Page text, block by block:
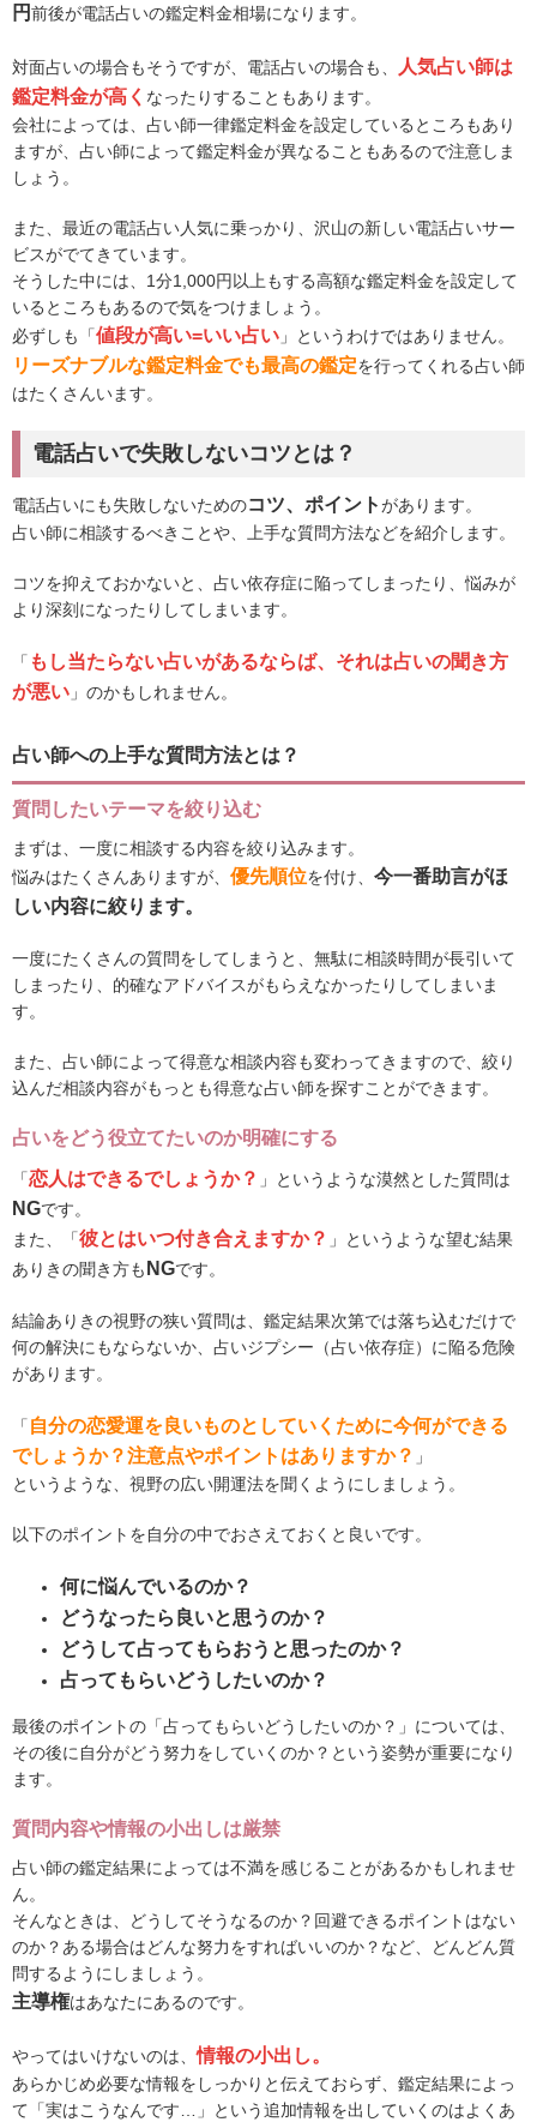
円前後が電話占いの鑑定料金相場になります。
対面占いの場合もそうですが、電話占いの場合も、
人気占い師は
鑑定料金が高く なったりすることもあります。
会社によっては、占い師一律鑑定料金を設定しているところもあり
ますが、占い師によって鑑定料金が異なることもあるので注意しま
しょう。
また、最近の電話占い人気に乗っかり、沢山の新しい電話占いサー
ビスがでてきています。
そうした中には、1分1,000円以上もする高額な鑑定料金を設定して
いるところもあるので気をつけましょう。
必ずしも「値段が高い=いい占い 」というわけではありません。
リーズナブルな鑑定料金でも最高の鑑定を行ってくれる占い師
はたくさんいます。
電話占いで失敗しないコツとは？
電話占いにも失敗しないためのコツ、ポイントがあります。
占い師に相談するべきことや、上手な質問方法などを紹介します。
コツを抑えておかないと、占い依存症に陥ってしまったり、悩みが
より深刻になったりしてしまいます。
「 もし当たらない占いがあるならば、それは占いの聞き方
が悪い 」のかもしれません。
占い師への上手な質問方法とは？
質問したいテーマを絞り込む
まずは、一度に相談する内容を絞り込みます。
悩みはたくさんありますが、 優先順位を付け、 今一番助言がほ
しい内容に絞ります。
一度にたくさんの質問をしてしまうと、無駄に相談時間が長引いて
しまったり、的確なアドバイスがもらえなかったりしてしまいま
す。
また、占い師によって得意な相談内容も変わってきますので、絞り
込んだ相談内容がもっとも得意な占い師を探すことができます。
占いをどう役立てたいのか明確にする
「恋人はできるでしょうか？ 」というような漠然とした質問は
NGです。
また、「彼とはいつ付き合えますか？ 」というような望む結果
ありきの聞き方も NGです。
結論ありきの視野の狭い質問は、鑑定結果次第では落ち込むだけで
何の解決にもならないか、占いジプシー（占い依存症）に陥る危険
があります。
「 自分の恋愛運を良いものとしていくために今何ができる
でしょうか？注意点やポイントはありますか？ 」
というような、視野の広い開運法を聞くようにしましょう。
以下のポイントを自分の中でおさえておくと良いです。
何に悩んでいるのか？
どうなったら良いと思うのか？
どうして占ってもらおうと思ったのか？
占ってもらいどうしたいのか？
最後のポイントの「占ってもらいどうしたいのか？」については、
その後に自分がどう努力をしていくのか？という姿勢が重要になり
ます。
質問内容や情報の小出しは厳禁
占い師の鑑定結果によっては不満を感じることがあるかもしれませ
ん。
そんなときは、どうしてそうなるのか？回避できるポイントはない
のか？ある場合はどんな努力をすればいいのか？など、どんどん質
問するようにしましょう。
主導権はあなたにあるのです。
やってはいけないのは、情報の小出し。
あらかじめ必要な情報をしっかりと伝えておらず、鑑定結果によっ
て「実はこうなんです…」という追加情報を出していくのはよくあ